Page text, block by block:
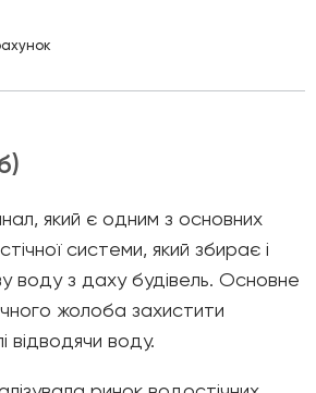
який є одним з основних
системи, який збирає і
воду з даху будівель. Основне
жолоба захистити
відводячи воду.